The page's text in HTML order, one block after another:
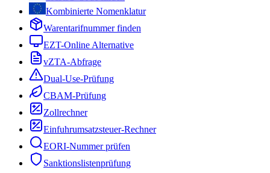
Kombinierte Nomenklatur
Warentarifnummer finden
EZT-Online Alternative
vZTA-Abfrage
Dual-Use-Prüfung
CBAM-Prüfung
Zollrechner
Einfuhrumsatzsteuer-Rechner
EORI-Nummer prüfen
Sanktionslistenprüfung